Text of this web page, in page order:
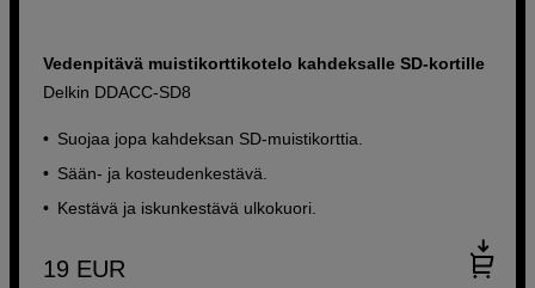
Vedenpitävä muistikorttikotelo kahdeksalle SD-kortille
Delkin DDACC-SD8
Suojaa jopa kahdeksan SD-muistikorttia.
Sään- ja kosteudenkestävä.
Kestävä ja iskunkestävä ulkokuori.
19 EUR